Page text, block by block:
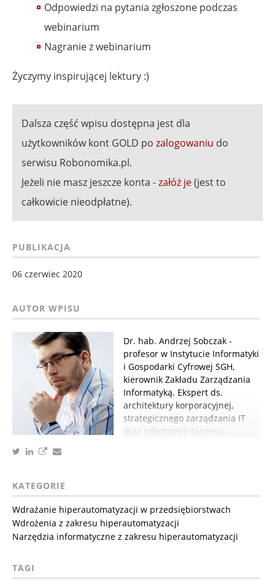
Odpowiedzi na pytania zgłoszone podczas
webinarium
Nagranie z webinarium
Życzymy inspirującej lektury :)
Dalsza część wpisu dostępna jest dla
użytkowników kont GOLD po zalogowaniu do
serwisu Robonomika.pl.
Jeżeli nie masz jeszcze konta -załóż je(jest to
całkowicie nieodpłatne).
PUBLIKACJA
06 czerwiec 2020
Dr. hab. Andrzej Sobczak -
profesor w Instytucie Informatyki
i Gospodarki Cyfrowej SGH,
kierownik Zakładu Zarządzania
Informatyką. Ekspert ds.
architektury korporacyjnej,
strategicznego zarządzania IT
oraz robotyzacji biznesu.
KATEGORIE
Wdrażanie hiperautomatyzacji w przedsiębiorstwach
Wdrożenia z zakresu hiperautomatyzacji
Narzędzia informatyczne z zakresu hiperautomatyzacji
TAGI